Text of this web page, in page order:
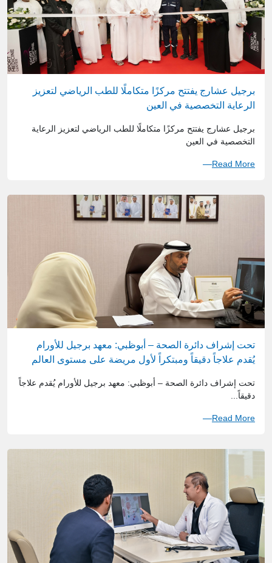
برجيل عشارج يفتتح مركزًا متكاملًا للطب الرياضي لتعزيز
الرعاية التخصصية في العين
برجيل عشارج يفتتح مركزًا متكاملًا للطب الرياضي لتعزيز الرعاية
التخصصية في العين
Read More
تحت إشراف دائرة الصحة – أبوظبي: معهد برجيل للأورام
يُقدم علاجاً دقيقاً ومبتكراً لأول مريضة على مستوى العالم
تحت إشراف دائرة الصحة – أبوظبي: معهد برجيل للأورام يُقدم علاجاً
دقيقاً...
Read More